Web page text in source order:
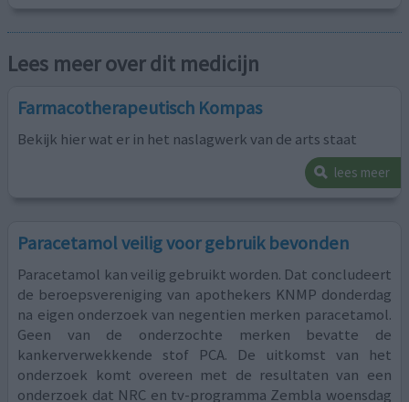
Lees meer over dit medicijn
Farmacotherapeutisch Kompas
Bekijk hier wat er in het naslagwerk van de arts staat
lees meer
Paracetamol veilig voor gebruik bevonden
Paracetamol kan veilig gebruikt worden. Dat concludeert
de beroepsvereniging van apothekers KNMP donderdag
na eigen onderzoek van negentien merken paracetamol.
Geen van de onderzochte merken bevatte de
kankerverwekkende stof PCA. De uitkomst van het
onderzoek komt overeen met de resultaten van een
onderzoek dat NRC en tv-programma Zembla woensdag